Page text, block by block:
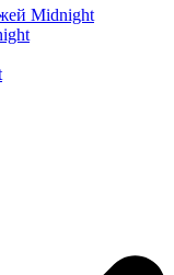
Midnight